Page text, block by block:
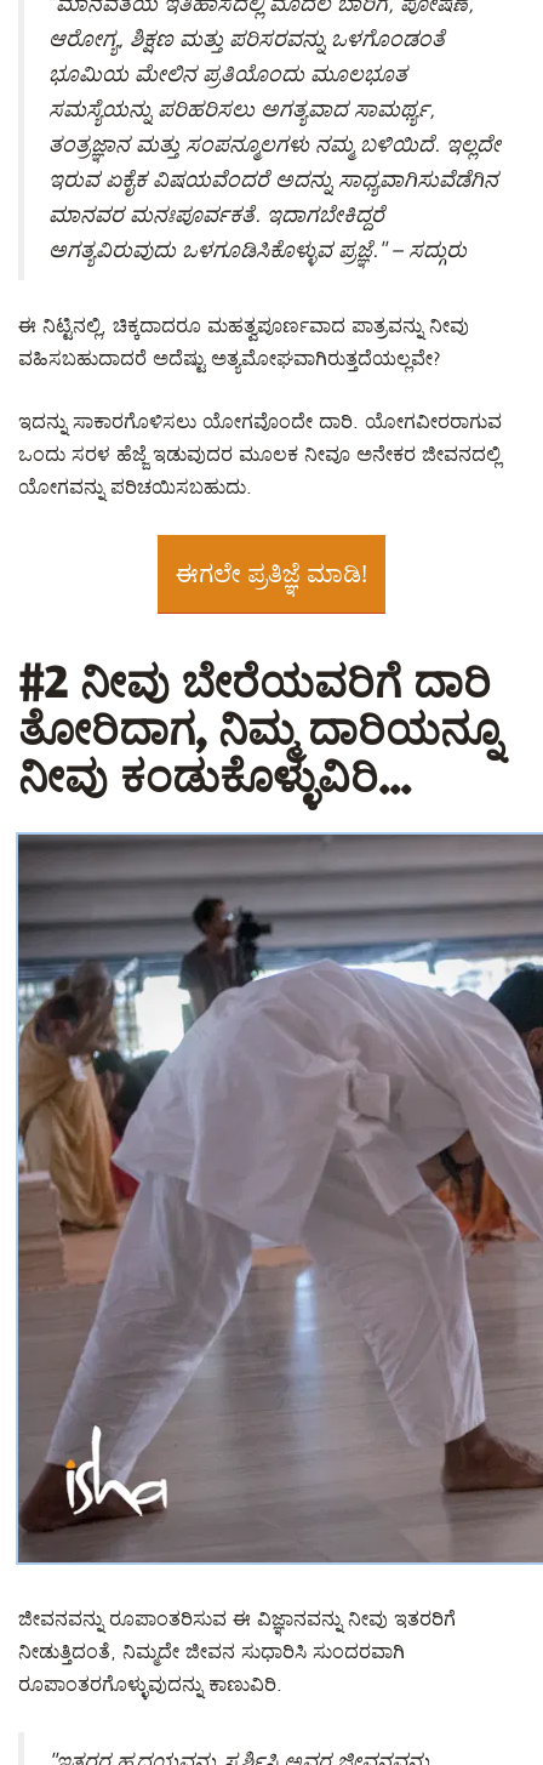
ಆರೋಗ್ಯ, ಶಿಕ್ಷಣ ಮತ್ತು ಪರಿಸರವನ್ನು ಒಳಗೊಂಡಂತೆ
ಭೂಮಿಯ ಮೇಲಿನ ಪ್ರತಿಯೊಂದು ಮೂಲಭೂತ
ಸಮಸ್ಯೆಯನ್ನು ಪರಿಹರಿಸಲು ಅಗತ್ಯವಾದ ಸಾಮರ್ಥ್ಯ,
ತಂತ್ರಜ್ಞಾನ ಮತ್ತು ಸಂಪನ್ಮೂಲಗಳು ನಮ್ಮ ಬಳಿಯಿದೆ. ಇಲ್ಲದೇ
ಇರುವ ಏಕೈಕ ವಿಷಯವೆಂದರೆ ಅದನ್ನು ಸಾಧ್ಯವಾಗಿಸುವೆಡೆಗಿನ
ಮಾನವರ ಮನಃಪೂರ್ವಕತೆ. ಇದಾಗಬೇಕಿದ್ದರೆ
ಅಗತ್ಯವಿರುವುದು ಒಳಗೂಡಿಸಿಕೊಳ್ಳುವ ಪ್ರಜ್ಞೆ." – ಸದ್ಗುರು
ಈ ನಿಟ್ಟಿನಲ್ಲಿ, ಚಿಕ್ಕದಾದರೂ ಮಹತ್ವಪೂರ್ಣವಾದ ಪಾತ್ರವನ್ನು ನೀವು
ವಹಿಸಬಹುದಾದರೆ ಅದೆಷ್ಟು ಅತ್ಯಮೋಘವಾಗಿರುತ್ತದೆಯಲ್ಲವೇ?
ಇದನ್ನು ಸಾಕಾರಗೊಳಿಸಲು ಯೋಗವೊಂದೇ ದಾರಿ. ಯೋಗವೀರರಾಗುವ
ಒಂದು ಸರಳ ಹೆಜ್ಜೆ ಇಡುವುದರ ಮೂಲಕ ನೀವೂ ಅನೇಕರ ಜೀವನದಲ್ಲಿ
ಯೋಗವನ್ನು ಪರಿಚಯಿಸಬಹುದು.
ಈಗಲೇ ಪ್ರತಿಜ್ಞೆ ಮಾಡಿ!
#2 ನೀವು ಬೇರೆಯವರಿಗೆ ದಾರಿ
ತೋರಿದಾಗ, ನಿಮ್ಮ ದಾರಿಯನ್ನೂ
ನೀವು ಕಂಡುಕೊಳ್ಳುವಿರಿ...
ಜೀವನವನ್ನು ರೂಪಾಂತರಿಸುವ ಈ ವಿಜ್ಞಾನವನ್ನು ನೀವು ಇತರರಿಗೆ
ನೀಡುತ್ತಿದಂತೆ, ನಿಮ್ಮದೇ ಜೀವನ ಸುಧಾರಿಸಿ ಸುಂದರವಾಗಿ
ರೂಪಾಂತರಗೊಳ್ಳುವುದನ್ನು ಕಾಣುವಿರಿ.